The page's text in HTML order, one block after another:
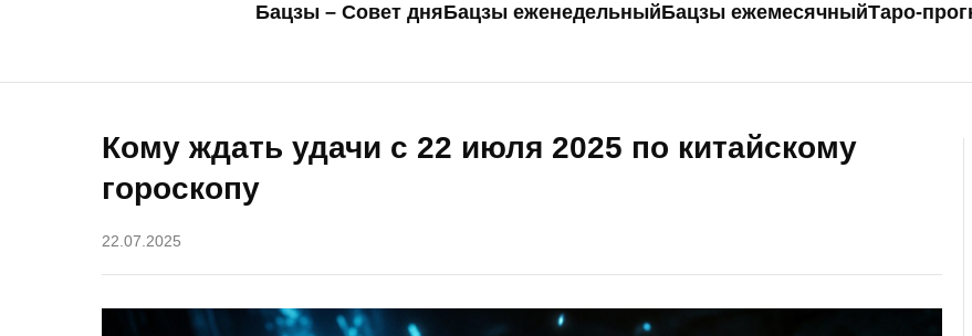
Бацзы – Совет дняБацзы еженедельныйБацзы ежемесячныйТаро-
Кому ждать удачи с 22 июля 2025 по китайскому
гороскопу
22.07.2025